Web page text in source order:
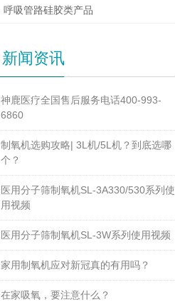
呼吸管路硅胶类产品
新闻资讯
神鹿医疗全国售后服务电话400-993-
6860
制氧机选购攻略| 3L机/5L机？到底选哪
个？
医用分子筛制氧机SL-3A330/530系列使
用视频
医用分子筛制氧机SL-3W系列使用视频
家用制氧机应对新冠真的有用吗？
在家吸氧，要注意什么？